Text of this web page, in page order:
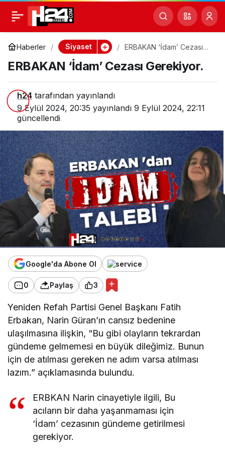
Haberler Siyaset
ERBAKAN ‘İdam’ Cezası
ERBAKAN ‘İdam’ Cezası Gerekiyor.
h24 tarafından yayınlandı
9 Eylül 2024, 20:35 yayınlandı 9 Eylül 2024, 22:11
güncellendi
Google'da Abone Ol
0 Paylaş 3
Yeniden Refah Partisi Genel Başkanı Fatih
Erbakan, Narin Güran’ın cansız bedenine
ulaşılmasına ilişkin, “Bu gibi olayların tekrardan
gündeme gelmemesi en büyük dileğimiz. Bunun
için de atılması gereken ne adım varsa atılması
lazım.” açıklamasında bulundu.
ERBKAN Narin cinayetiyle ilgili, Bu
acıların bir daha yaşanmaması için
‘İdam’ cezasının gündeme getirilmesi
gerekiyor.
ERBAKAN ‘İdam’ Cezası
Gerekiyor.
0